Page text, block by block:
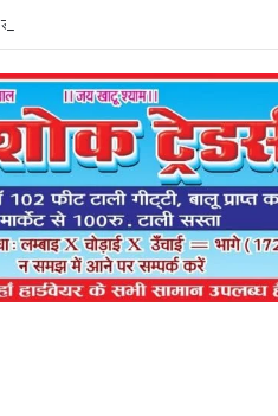
किसानों को लूट रहे निजी दुकानदार